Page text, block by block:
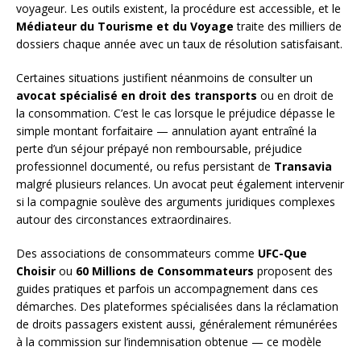
voyageur. Les outils existent, la procédure est accessible, et le
Médiateur du Tourisme et du Voyage traite des milliers de
dossiers chaque année avec un taux de résolution satisfaisant.
Certaines situations justifient néanmoins de consulter un
avocat spécialisé en droit des transports ou en droit de
la consommation. C’est le cas lorsque le préjudice dépasse le
simple montant forfaitaire — annulation ayant entraîné la
perte d’un séjour prépayé non remboursable, préjudice
professionnel documenté, ou refus persistant de Transavia
malgré plusieurs relances. Un avocat peut également intervenir
si la compagnie soulève des arguments juridiques complexes
autour des circonstances extraordinaires.
Des associations de consommateurs comme UFC-Que
Choisir ou 60 Millions de Consommateurs proposent des
guides pratiques et parfois un accompagnement dans ces
démarches. Des plateformes spécialisées dans la réclamation
de droits passagers existent aussi, généralement rémunérées
à la commission sur l’indemnisation obtenue — ce modèle